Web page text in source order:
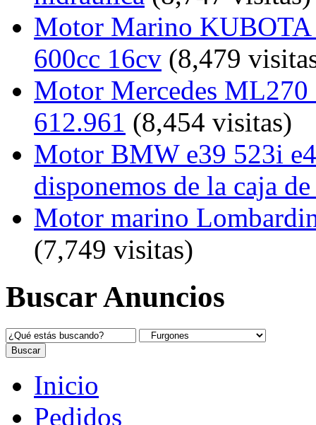
Motor Marino
600cc 16cv (8,479
Motor Mercedes
612.961 (8,454 visitas)
Motor BMW e39 523i
disponemos de la caja
Motor marino
(7,749 visitas)
Buscar Anuncios
Inicio
Pedidos